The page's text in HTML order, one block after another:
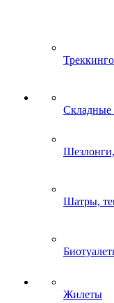
Складные
Шезлонги,
Шатры,
Жилеты